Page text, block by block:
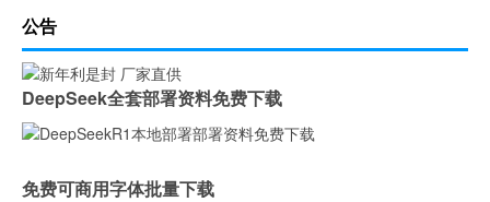
公告
DeepSeek全套部署资料免费下载
免费可商用字体批量下载